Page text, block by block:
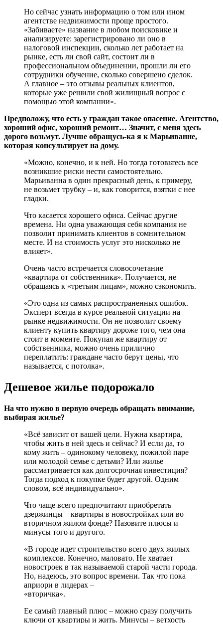
Но сейчас узнать информацию о том или ином
агентстве недвижимости проще простого.
«Забиваете» название в любом поисковике и
анализируете: зарегистрировано ли оно в
налоговой инспекции, сколько лет работает на
рынке, есть ли свой сайт, состоит ли в
профессиональном объединении, прошли ли его
сотрудники обучение, сколько совершено сделок.
А главное – это отзывы реальных клиентов,
которые уже решили свой жилищный вопрос с
помощью этой компании».
Предположу, что есть у граждан такое опасение. Агентство,
хороший офис, хороший ремонт… Значит, с меня здесь
дорого возьмут. Лучше обращусь-ка я к Марьиванне,
которая консультирует на дому.
«Можно, конечно, и к ней. Но тогда готовьтесь все
возникшие риски нести самостоятельно.
Марьиванна в один прекрасный день, к примеру,
не возьмет трубку – и, как говорится, взятки с нее
гладки.
Что касается хорошего офиса. Сейчас другие
времена. Ни одна уважающая себя компания не
позволит принимать клиентов в сомнительном
месте. И на стоимость услуг это нисколько не
влияет».
Очень часто встречается словосочетание
«квартира от собственника». Получается, не
обращаясь к «третьим лицам», можно сэкономить.
«Это одна из самых распространенных ошибок.
Эксперт всегда в курсе реальной ситуации на
рынке недвижимости. Он не позволит своему
клиенту купить квартиру дороже того, чем она
стоит в моменте. Покупая же квартиру от
собственника, можно очень прилично
переплатить: граждане часто берут цены, что
называется, с потолка».
Дешевое жилье подорожало
На что нужно в первую очередь обращать внимание,
выбирая жилье?
«Всё зависит от вашей цели. Нужна квартира,
чтобы жить в ней здесь и сейчас? И если да, то
кому жить – одинокому человеку, пожилой паре
или молодой семье с детьми? Или жилье
рассматривается как долгосрочная инвестиция?
Тогда подход к покупке будет другой. Одним
словом, всё индивидуально».
Что чаще всего предпочитают приобретать
дзержинцы – квартиры в новостройках или во
вторичном жилом фонде? Назовите плюсы и
минусы того и другого.
«В городе идет строительство всего двух жилых
комплексов. Конечно, маловато. Не хватает
новостроек в так называемой старой части города.
Но, надеюсь, это вопрос времени. Так что пока
априори в лидерах –
«вторичка».
Ее самый главный плюс – можно сразу получить
ключи от квартиры и жить. Минусы – ветхость